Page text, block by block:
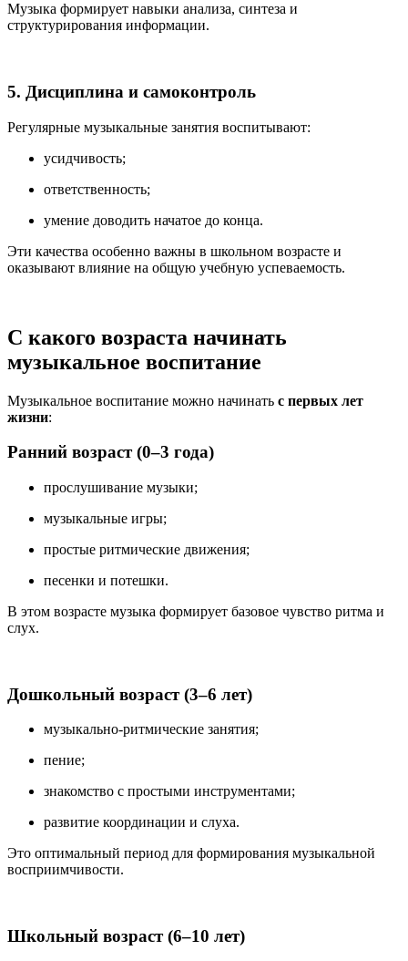
Музыка формирует навыки анализа, синтеза и
структурирования информации.
5. Дисциплина и самоконтроль
Регулярные музыкальные занятия воспитывают:
усидчивость;
ответственность;
умение доводить начатое до конца.
Эти качества особенно важны в школьном возрасте и
оказывают влияние на общую учебную успеваемость.
С какого возраста начинать
музыкальное воспитание
Музыкальное воспитание можно начинать с первых лет
жизни:
Ранний возраст (0–3 года)
прослушивание музыки;
музыкальные игры;
простые ритмические движения;
песенки и потешки.
В этом возрасте музыка формирует базовое чувство ритма и
слух.
Дошкольный возраст (3–6 лет)
музыкально-ритмические занятия;
пение;
знакомство с простыми инструментами;
развитие координации и слуха.
Это оптимальный период для формирования музыкальной
восприимчивости.
Школьный возраст (6–10 лет)